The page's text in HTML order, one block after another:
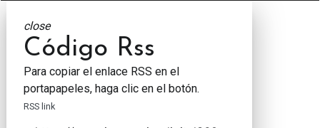
close
Código Rss
Para copiar el enlace RSS en el
portapapeles, haga clic en el botón.
RSS link